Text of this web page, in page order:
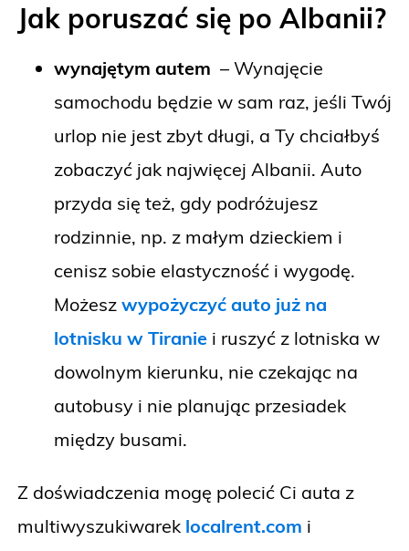
Jak poruszać się po Albanii?
wynajętym autem – Wynajęcie
samochodu będzie w sam raz, jeśli Twój
urlop nie jest zbyt długi, a Ty chciałbyś
zobaczyć jak najwięcej Albanii. Auto
przyda się też, gdy podróżujesz
rodzinnie, np. z małym dzieckiem i
cenisz sobie elastyczność i wygodę.
Możesz wypożyczyć auto już na
lotnisku w Tiranie i ruszyć z lotniska w
dowolnym kierunku, nie czekając na
autobusy i nie planując przesiadek
między busami.
Z doświadczenia mogę polecić Ci auta z
multiwyszukiwarek localrent.com i